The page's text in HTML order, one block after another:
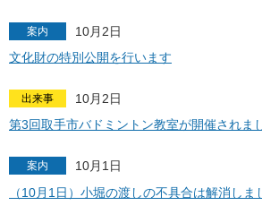
案内
10月2日
文化財の特別公開を行います
出来事
10月2日
第3回取手市バドミントン教室が開催されま
案内
10月1日
（10月1日）小堀の渡しの不具合は解消しま